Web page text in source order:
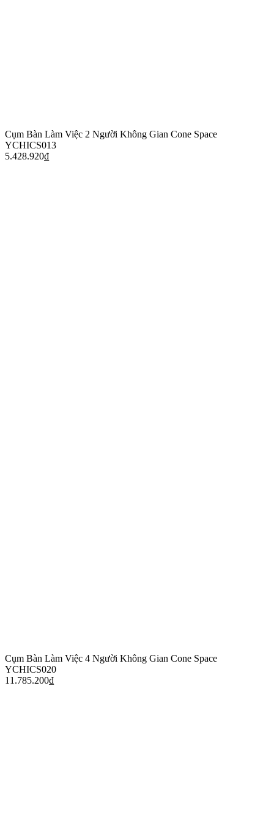
Cụm Bàn Làm Việc 2 Người Không Gian Cone Space
YCHICS013
5.428.920₫
Cụm Bàn Làm Việc 4 Người Không Gian Cone Space
YCHICS020
11.785.200₫